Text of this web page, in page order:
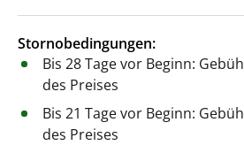
Stornobedingungen:
Bis 28 Tage vor Beginn:
des Preises
Bis 21 Tage vor Beginn:
des Preises